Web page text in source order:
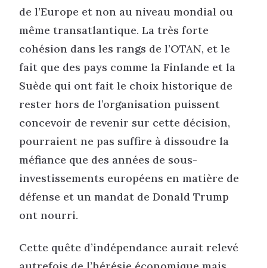
de l’Europe et non au niveau mondial ou
même transatlantique. La très forte
cohésion dans les rangs de l’OTAN, et le
fait que des pays comme la Finlande et la
Suède qui ont fait le choix historique de
rester hors de l’organisation puissent
concevoir de revenir sur cette décision,
pourraient ne pas suffire à dissoudre la
méfiance que des années de sous-
investissements européens en matière de
défense et un mandat de Donald Trump
ont nourri.
Cette quête d’indépendance aurait relevé